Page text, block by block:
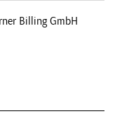
Billing GmbH